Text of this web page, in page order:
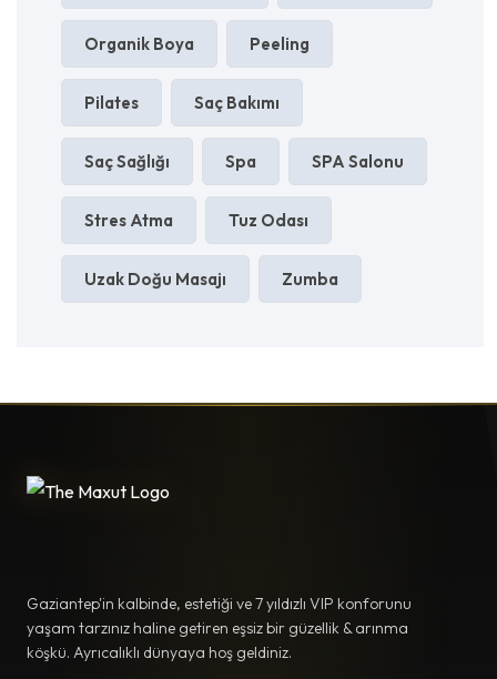
Organik Boya Peeling
Pilates Saç Bakımı
Saç Sağlığı Spa SPA Salonu
Stres Atma Tuz Odası
Uzak Doğu Masajı Zumba
Gaziantep'in kalbinde, estetiği ve 7 yıldızlı VIP konforunu
yaşam tarzınız haline getiren eşsiz bir güzellik & arınma
köşkü. Ayrıcalıklı dünyaya hoş geldiniz.